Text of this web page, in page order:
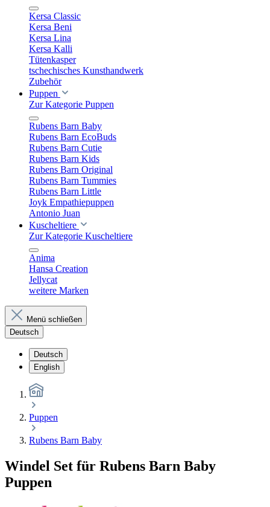
Kersa Classic
Kersa Beni
Kersa Lina
Kersa Kalli
Tütenkasper
tschechisches Kunsthandwerk
Zubehör
Puppen
Zur Kategorie Puppen
Rubens Barn Baby
Rubens Barn EcoBuds
Rubens Barn Cutie
Rubens Barn Kids
Rubens Barn Original
Rubens Barn Tummies
Rubens Barn Little
Joyk Empathiepuppen
Antonio Juan
Kuscheltiere
Zur Kategorie Kuscheltiere
Anima
Hansa Creation
Jellycat
weitere Marken
Menü schließen
Deutsch
Deutsch
English
Puppen
Rubens Barn Baby
Windel Set für Rubens Barn Baby
Puppen